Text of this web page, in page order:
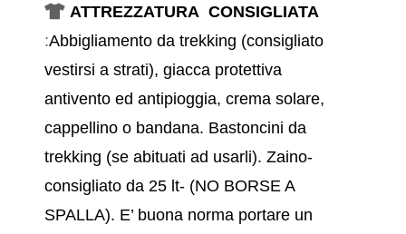
ATTREZZATURA CONSIGLIATA
:Abbigliamento da trekking (consigliato
vestirsi a strati), giacca protettiva
antivento ed antipioggia, crema solare,
cappellino o bandana. Bastoncini da
trekking (se abituati ad usarli).Zaino-
consigliato da 25 lt- (NO BORSE A
SPALLA). E’ buona norma portare un